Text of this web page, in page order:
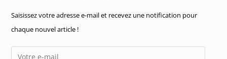
Saisissez votre adresse e-mail et recevez une notification pour
chaque nouvel article !
Votre